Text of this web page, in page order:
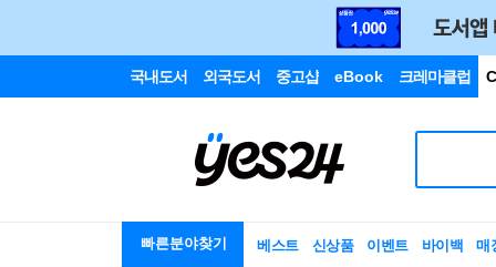
국내도서 외국도서 중고샵 eBook 크레마클럽
빠른분야찾기 베스트 신상품 이벤트 바이백 매